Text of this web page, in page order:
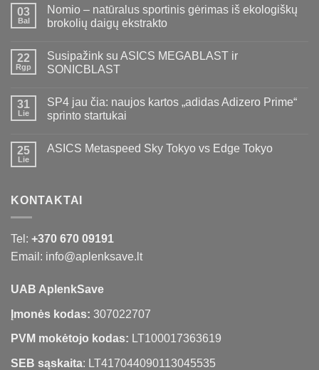
03
Bal
Nomio – natūralus sportinis gėrimas iš ekologiškų
brokolių daigų ekstrakto
22
Rgp
Susipažink su ASICS MEGABLAST ir
SONICBLAST
31
Lie
SP4 jau čia: naujos kartos „adidas Adizero Prime“
sprinto startukai
25
Lie
ASICS Metaspeed Sky Tokyo vs Edge Tokyo
KONTAKTAI
Tel: +370 670 09191
Email: info@aplenksave.lt
UAB AplenkSave
Įmonės kodas: 307022707
PVM mokėtojo kodas: LT100017363619
SEB sąskaita: LT417044090113045535